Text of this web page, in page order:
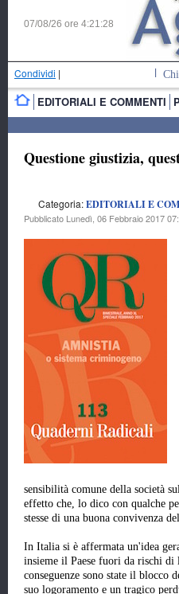
07/08/26 ore 4:21:29
Condividi |
EDITORIALI E COMMENTI
Questione giustizia,
Categoria:EDITORIALI E
Pubblicato Lunedì, 06 Febbraio 2017
sensibilità comune della società
effetto che, lo dico con qualche
stesse di una buona convivenza
In Italia si è affermata un'idea
insieme il Paese fuori da rischi
conseguenze sono state il
suo logoramento e un tragico